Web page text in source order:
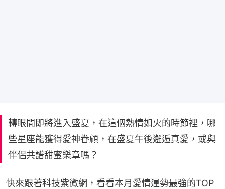
轉眼間即將進入盛夏，在這個熱情如火的時節裡，哪
些星座能獲得愛神眷顧，在盛夏午後邂逅真愛，或與
伴侶共譜甜蜜樂章嗎？
快來跟著科技紫微網，看看本月愛情運勢最強的TOP